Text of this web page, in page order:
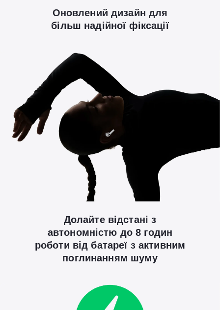
Оновлений дизайн для
більш надійної фіксації
Долайте відстані з
автономністю до 8 годин
роботи від батареї з активним
поглинанням шуму